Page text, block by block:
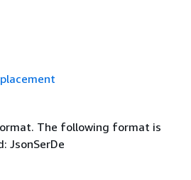
The following format is
JsonSerDe